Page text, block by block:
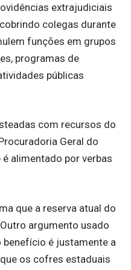
extrajudiciais
colegas durante
funções em grupos
programas de
públicas
com recursos do
Geral do
alimentado por verbas
que a reserva atual do
argumento usado
é justamente a
os cofres estaduais